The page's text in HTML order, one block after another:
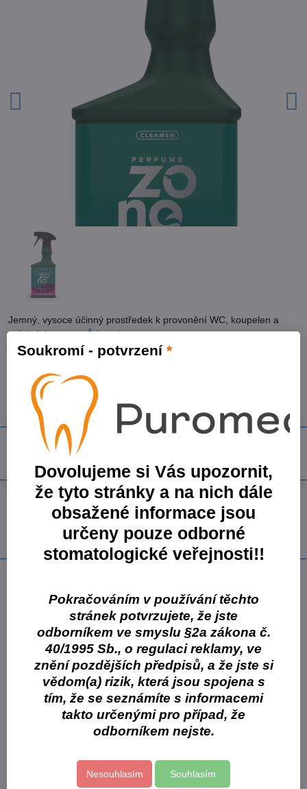
Jemný, vysoce účinný prostředek k provonění WC, koupelen a
veřejných prostorČtěte více
94,50 Kč
78,10 Kč bez DPH
Přidat k Oblíbeným Dotaz k produktu Doručení
Cormen s.r.o.
osvěžovač vzduchu s mnoha způsoby použití
postupné uvolňování parfemace z olejové báze
jednoduchá aplikace
nanášejte na nesavé povrchy sociálních zařízení
vůně, která se z vašich toalet neztratí
1 x 550 ml láhev
Více z kategorie
Soukromí - potvrzení *
Dovolujeme si Vás upozornit,
že tyto stránky a na nich dále
obsažené informace jsou
určeny pouze odborné
stomatologické veřejnosti!!
Pokračováním v používání těchto
stránek potvrzujete, že jste
odborníkem ve smyslu §2a zákona č.
40/1995 Sb., o regulaci reklamy, ve
znění pozdějších předpisů, a že jste si
vědom(a) rizik, která jsou spojena s
tím, že se seznámíte s informacemi
takto určenými pro případ, že
odborníkem nejste.
Nesouhlasím Souhlasím